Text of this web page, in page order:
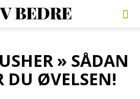
» SÅDAN
DU ØVELSEN!